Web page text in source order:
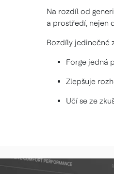
Na rozdíl od
a prostředí, nejen
Rozdíly jedinečné
Forge jedná
Zlepšuje
Učí se ze